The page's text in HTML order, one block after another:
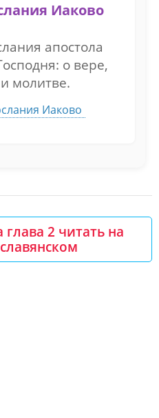
Иаково
апостола
о вере,
молитве.
Иаково
2 читать на